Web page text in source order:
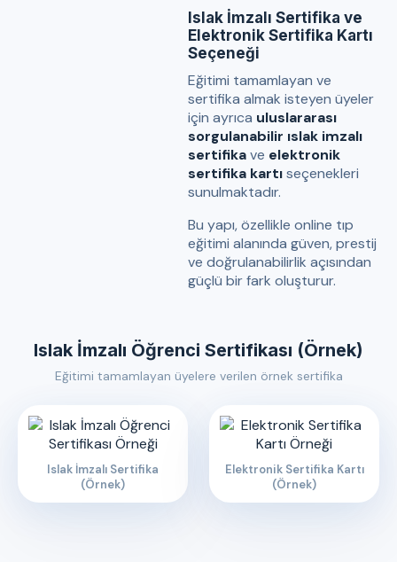
Islak İmzalı Sertifika ve
Elektronik Sertifika Kartı
Seçeneği
Eğitimi tamamlayan ve
sertifika almak isteyen üyeler
için ayrıca uluslararası
sorgulanabilir ıslak imzalı
sertifikave elektronik
sertifika kartıseçenekleri
sunulmaktadır.
Bu yapı, özellikle online tıp
eğitimi alanında güven, prestij
ve doğrulanabilirlik açısından
güçlü bir fark oluşturur.
Islak İmzalı Öğrenci Sertifikası (Örnek)
Eğitimi tamamlayan üyelere verilen örnek sertifika
Islak İmzalı Sertifika
(Örnek)
Elektronik Sertifika Kartı
(Örnek)